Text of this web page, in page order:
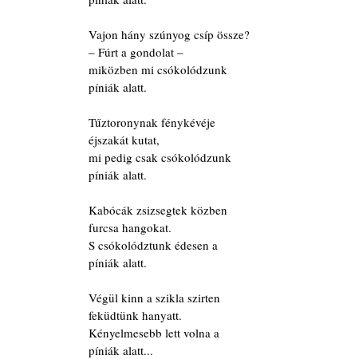
Vajon hány szúnyog csíp össze?
– Fúrt a gondolat –
miközben mi csókolódzunk
píniák alatt.
Tűztoronynak fénykévéje
éjszakát kutat,
mi pedig csak csókolódzunk
píniák alatt.
Kabócák zsizsegtek közben
furcsa hangokat.
S csókolództunk édesen a
píniák alatt.
Végül kinn a szikla szirten
feküdtünk hanyatt.
Kényelmesebb lett volna a
píniák alatt...